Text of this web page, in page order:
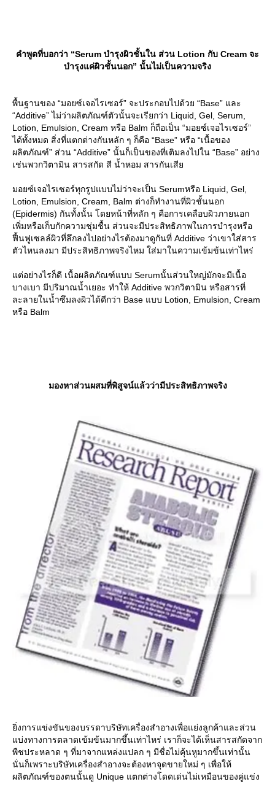
คำพูดที่บอกว่า “Serum บำรุงผิวชั้นใน ส่วน Lotion กับ Cream จะ
บำรุงแค่ผิวชั้นนอก” นั้นไม่เป็นความจริง
พื้นฐานของ “มอยซ์เจอไรเซอร์” จะประกอบไปด้วย “Base” และ
“Additive” ไม่ว่าผลิตภัณฑ์ตัวนั้นจะเรียกว่า Liquid, Gel, Serum,
Lotion, Emulsion, Cream หรือ Balm ก็ถือเป็น “มอยซ์เจอไรเซอร์”
ได้ทั้งหมด สิ่งที่แตกต่างกันหลัก ๆ ก็คือ “Base” หรือ “เนื้อของ
ผลิตภัณฑ์” ส่วน “Additive” นั้นก็เป็นของที่เติมลงไปใน “Base” อย่าง
เช่นพวกวิตามิน สารสกัด สี น้ำหอม สารกันเสี
มอยซ์เจอไรเซอร์ทุกรูปแบบไม่ว่าจะเป็น Serumหรือ Liquid, Gel,
Lotion, Emulsion, Cream, Balm ต่างก็ทำงานที่ผิวชั้นนอก
(Epidermis) กันทั้งนั้น โดยหน้าที่หลัก ๆ คือการเคลือบผิวภายนอก
เพิ่มหรือเก็บกักความชุ่มชื้น ส่วนจะมีประสิทธิภาพในการบำรุงหรือ
ฟื้นฟูเซลล์ผิวที่ลึกลงไปอย่างไรต้องมาดูกันที่ Additive ว่าเขาใส่สาร
ตัวไหนลงมา มีประสิทธิภาพจริงไหม ใส่มาในความเข้มข้นเท่าไหร่
ต่อย่างไรก็ดี เนื้อผลิตภัณฑ์แบบ Serumนั้นส่วนใหญ่มักจะมีเนื้อ
บางเบา มีปริมาณน้ำเยอะ ทำให้ Additive พวกวิตามิน หรือสารที่
ละลายในน้ำซึมลงผิวได้ดีกว่า Base แบบ Lotion, Emulsion, Cream
หรือ Balm
มองหาส่วนผสมที่พิสูจน์แล้วว่ามีประสิทธิภาพจริง
ิ่งการแข่งขันของบรรดาบริษัทเครื่องสำอางเพื่อแย่งลูกค้าและส่วน
บ่งทางการตลาดเข้มข้นมากขึ้นเท่าไหร่ เราก็จะได้เห็นสารสกัดจาก
พืชประหลาด ๆ ที่มาจากแหล่งแปลก ๆ มีชื่อไม่คุ้นหูมากขึ้นเท่านั้น
นั่นก็เพราะบริษัทเครื่องสำอางจะต้องหาจุดขายใหม่ ๆ เพื่อให้
ผลิตภัณฑ์ของตนนั้นดู Unique แตกต่างโดดเด่นไม่เหมือนของคู่แข่ง